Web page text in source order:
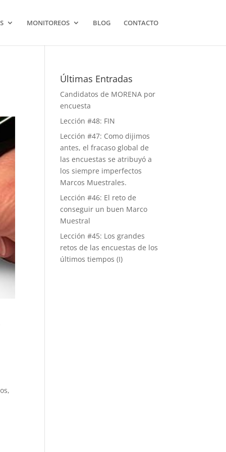
MONITOREOS BLOG CONTACTO
Últimas Entradas
Candidatos de MORENA por
encuesta
Lección #48: FIN
Lección #47: Como dijimos
antes, el fracaso global de
las encuestas se atribuyó a
los siempre imperfectos
Marcos Muestrales.
Lección #46: El reto de
conseguir un buen Marco
Muestral
Lección #45: Los grandes
retos de las encuestas de los
últimos tiempos (I)